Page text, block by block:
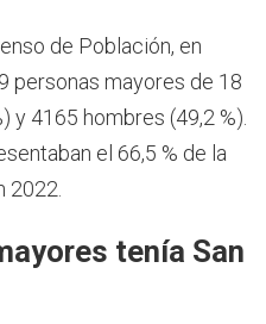
de Población, en
personas mayores de 18
y 4165 hombres (49,2 %).
el 66,5 % de la
2022.
tenía San